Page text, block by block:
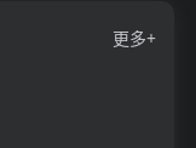
更多+